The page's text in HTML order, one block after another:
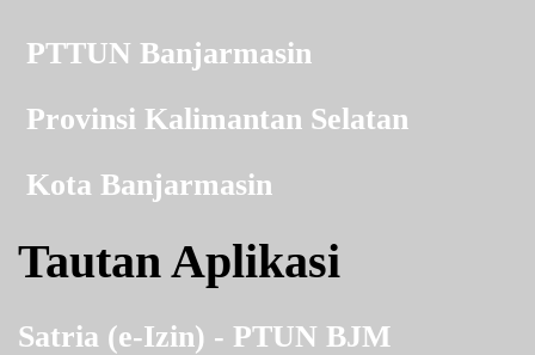
PTTUN Banjarmasin
Provinsi Kalimantan Selatan
Kota Banjarmasin
Tautan Aplikasi
Satria (e-Izin) - PTUN BJM